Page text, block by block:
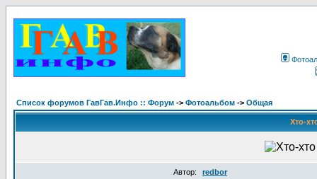
Список форумов ГавГав.Инфо :: Форум -> Фотоальбом -> Общая
Хто-
Автор:
redbor